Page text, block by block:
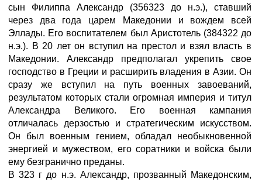
сын Филиппа Александр (356323 до н.э.), ставший
через два года царем Македонии и вождем всей
Эллады. Его воспитателем был Аристотель (384322 до
н.э.). В 20 лет он вступил на престол и взял власть в
Македонии. Александр предполагал укрепить свое
господство в Греции и расширить владения в Азии. Он
сразу же вступил на путь военных завоеваний,
результатом которых стали огромная империя и титул
Александра Великого. Его военная кампания
отличалась дерзостью и стратегическим искусством.
Он был военным гением, обладал необыкновенной
энергией и мужеством, его соратники и войска были
ему безгранично преданы.
В 323 г до н.э. Александр, прозванный Македонским,